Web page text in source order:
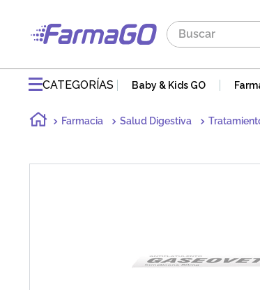
Buscar
CATEGORÍAS Baby & Kids GO
Farmacia Salud Digestiva
1.
maddre